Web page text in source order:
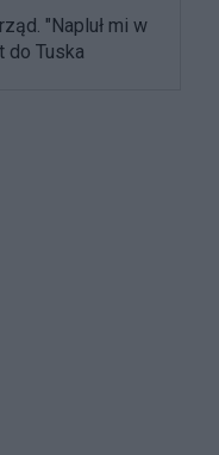
"Napluł mi w
do Tuska